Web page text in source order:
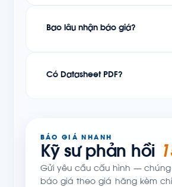
Bao lâu nhận báo giá?
Có Datasheet PDF?
BÁO GIÁ NHANH
Kỹ sư phản hồi
Gửi yêu cầu cấu hình — chúng
báo giá theo giá hãng kèm